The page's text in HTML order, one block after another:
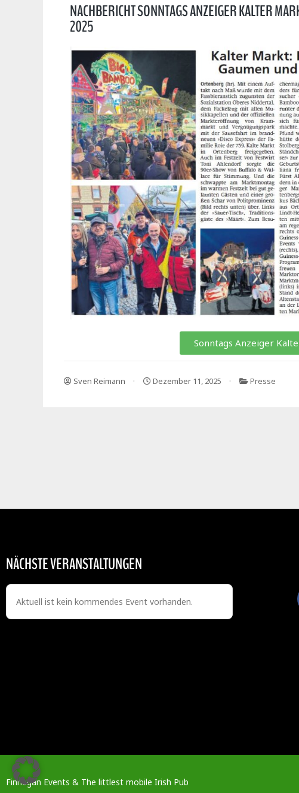
NACHBERICHT SONNTAGS ANZEIGER KALTER
2025
Sonntags Anzeiger
Sven Reimann Dezember 11, 2025 Presse
NÄCHSTE VERANSTALTUNGEN
Aktuell ist kein kommendes Event vorhanden.
Finnegan Events & The littlest mobile Irish Pub